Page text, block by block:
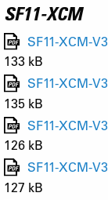
SF11-XCM
SF11-XCM-
133 kB
SF11-XCM-
135 kB
SF11-XCM-
126 kB
SF11-XCM-
127 kB